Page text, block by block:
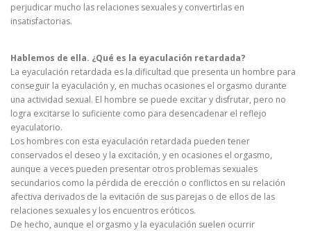
perjudicar mucho las relaciones sexuales y convertirlas en
insatisfactorias.
Hablemos de ella. ¿Qué es la eyaculación retardada?
La eyaculación retardada es la dificultad que presenta un hombre para
conseguir la eyaculación y, en muchas ocasiones el orgasmo durante
una actividad sexual. El hombre se puede excitar y disfrutar, pero no
logra excitarse lo suficiente como para desencadenar el reflejo
eyaculatorio.
Los hombres con esta eyaculación retardada pueden tener
conservados el deseo y la excitación, y en ocasiones el orgasmo,
aunque a veces pueden presentar otros problemas sexuales
secundarios como la pérdida de erección o conflictos en su relación
afectiva derivados de la evitación de sus parejas o de ellos de las
relaciones sexuales y los encuentros eróticos.
De hecho, aunque el orgasmo y la eyaculación suelen ocurrir